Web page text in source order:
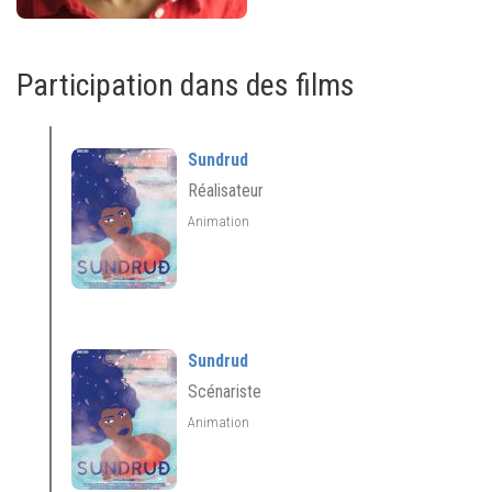
Participation dans des films
Sundrud
Réalisateur
Animation
Sundrud
Scénariste
Animation